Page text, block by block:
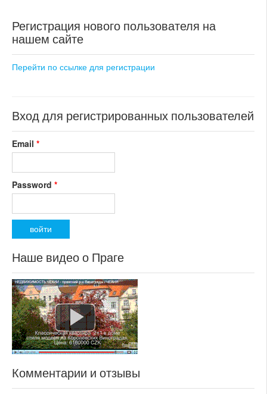
Регистрация нового пользователя на
нашем сайте
Перейти по ссылке для регистрации
Вход для регистрированных пользователей
Email *
Password *
Наше видео о Праге
Комментарии и отзывы